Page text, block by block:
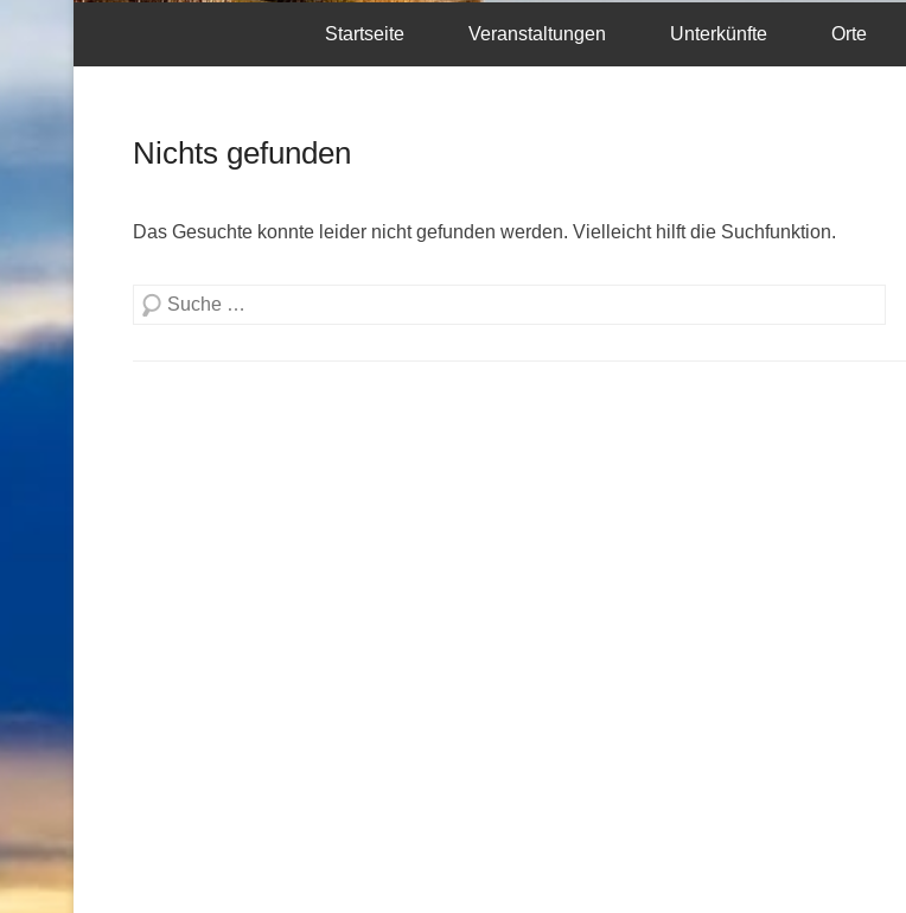
Startseite Veranstaltungen Unterkünfte Orte
Nichts gefunden
Das Gesuchte konnte leider nicht gefunden werden. Vielleicht hilft die Suchfunktion.
Suchen